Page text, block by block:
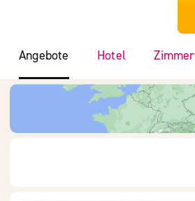
Angebote Hotel Zimmer